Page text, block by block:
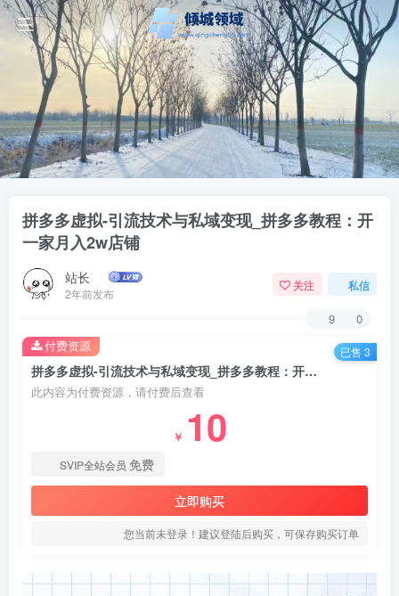
拼多多虚拟-引流技术与私域变现_拼多多教程：开
一家月入2w店铺
站长
2年前发布
关注 私信
9 0
拼多多虚拟-引流技术与私域变现_拼多多教程：开一家月入2w店铺
此内容为付费资源，请付费后查看
￥ 10
SVIP全站会员 免费
立即购买
您当前未登录！建议登陆后购买，可保存购买订单
付费资源 已售 3